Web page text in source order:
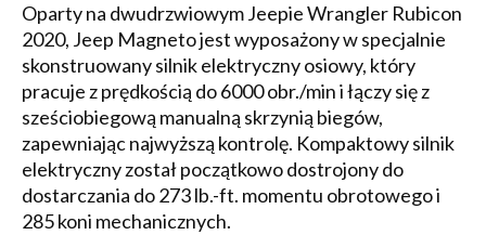
Oparty na dwudrzwiowym Jeepie Wrangler Rubicon
2020, Jeep Magneto jest wyposażony w specjalnie
skonstruowany silnik elektryczny osiowy, który
pracuje z prędkością do 6000 obr./min i łączy się z
sześciobiegową manualną skrzynią biegów,
zapewniając najwyższą kontrolę. Kompaktowy silnik
elektryczny został początkowo dostrojony do
dostarczania do 273 lb.-ft. momentu obrotowego i
285 koni mechanicznych.